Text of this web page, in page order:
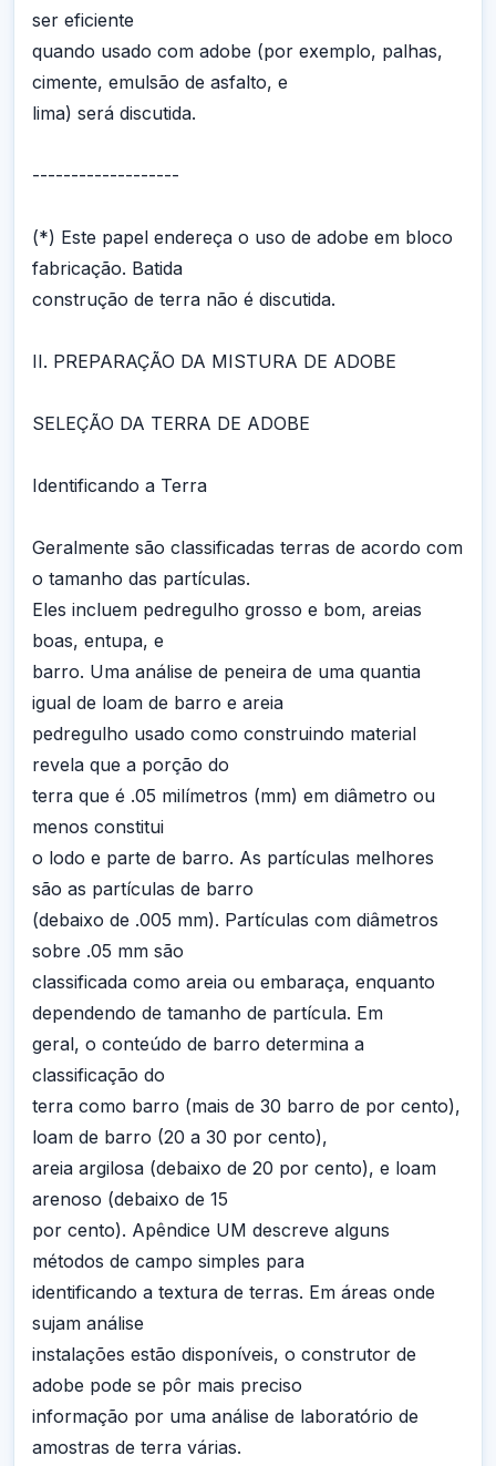
ser eficiente
quando usado com adobe (por exemplo, palhas,
cimente, emulsão de asfalto, e
lima) será discutida.
-------------------
(*) Este papel endereça o uso de adobe em bloco
fabricação. Batida
construção de terra não é discutida.
II. PREPARAÇÃO DA MISTURA DE ADOBE
SELEÇÃO DA TERRA DE ADOBE
Identificando a Terra
Geralmente são classificadas terras de acordo com
o tamanho das partículas.
Eles incluem pedregulho grosso e bom, areias
boas, entupa, e
barro. Uma análise de peneira de uma quantia
igual de loam de barro e areia
pedregulho usado como construindo material
revela que a porção do
terra que é .05 milímetros (mm) em diâmetro ou
menos constitui
o lodo e parte de barro. As partículas melhores
são as partículas de barro
(debaixo de .005 mm). Partículas com diâmetros
sobre .05 mm são
classificada como areia ou embaraça, enquanto
dependendo de tamanho de partícula. Em
geral, o conteúdo de barro determina a
classificação do
terra como barro (mais de 30 barro de por cento),
loam de barro (20 a 30 por cento),
areia argilosa (debaixo de 20 por cento), e loam
arenoso (debaixo de 15
por cento). Apêndice UM descreve alguns
métodos de campo simples para
identificando a textura de terras. Em áreas onde
sujam análise
instalações estão disponíveis, o construtor de
adobe pode se pôr mais preciso
informação por uma análise de laboratório de
amostras de terra várias.